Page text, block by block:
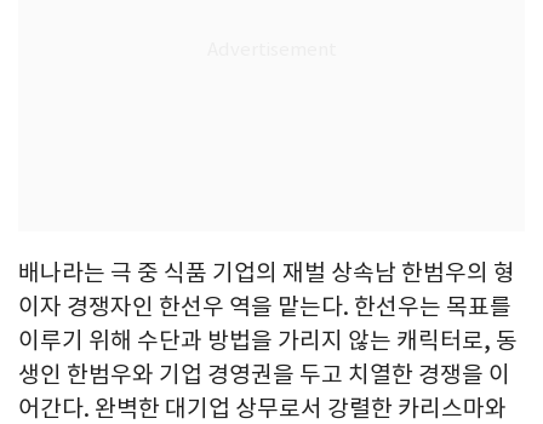
배나라는 극 중 식품 기업의 재벌 상속남 한범우의 형
이자 경쟁자인 한선우 역을 맡는다. 한선우는 목표를
이루기 위해 수단과 방법을 가리지 않는 캐릭터로, 동
생인 한범우와 기업 경영권을 두고 치열한 경쟁을 이
어간다. 완벽한 대기업 상무로서 강렬한 카리스마와